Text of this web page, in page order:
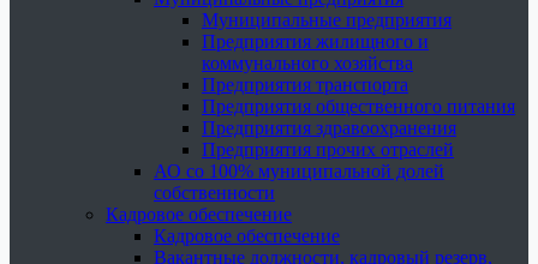
Муниципальные предприятия
Предприятия жилищного и
коммунального хозяйства
Предприятия транспорта
Предприятия общественного питания
Предприятия здравоохранения
Предприятия прочих отраслей
АО со 100% муниципальной долей
собственности
Кадровое обеспечение
Кадровое обеспечение
Вакантные должности, кадровый резерв,